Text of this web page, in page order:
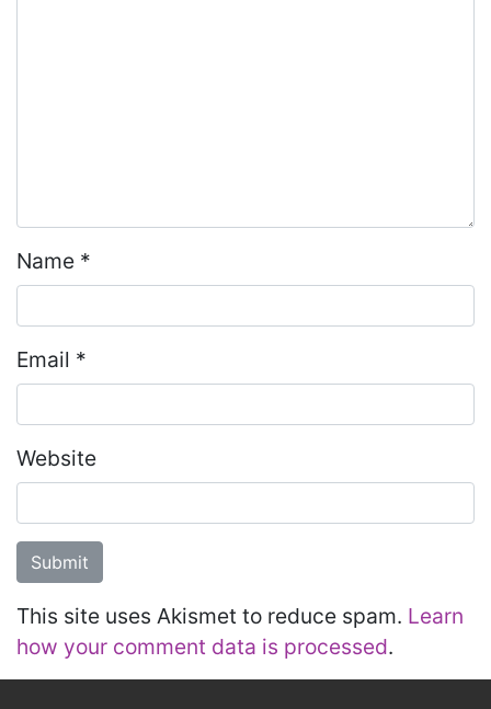
Name *
Email *
Website
This site uses Akismet to reduce spam. Learn
how your comment data is processed.